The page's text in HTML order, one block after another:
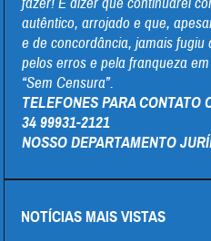
autêntico, arrojado e que,
e de concordância, jamais
pelos erros e pela franqueza
“Sem Censura”.
TELEFONES PARA CONTATO
34 99931-2121
NOSSO DEPARTAMENTO
NOTÍCIAS MAIS VISTAS